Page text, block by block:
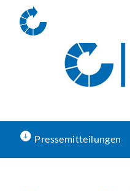
Pressemitteilungen